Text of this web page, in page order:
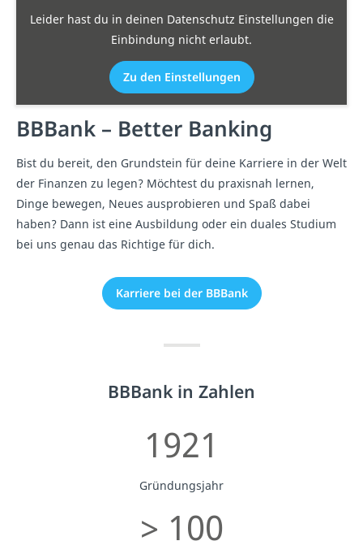
BBBank – Better Banking
Bist du bereit, den Grundstein für deine Karriere in der Welt
der Finanzen zu legen? Möchtest du praxisnah lernen,
Dinge bewegen, Neues ausprobieren und Spaß dabei
haben? Dann ist eine Ausbildung oder ein duales Studium
bei uns genau das Richtige für dich.
Karriere bei der BBBank
Leider hast du in deinen Datenschutz Einstellungen die
Einbindung nicht erlaubt.
Zu den Einstellungen
BBBank in Zahlen
1921
Gründungsjahr
> 100